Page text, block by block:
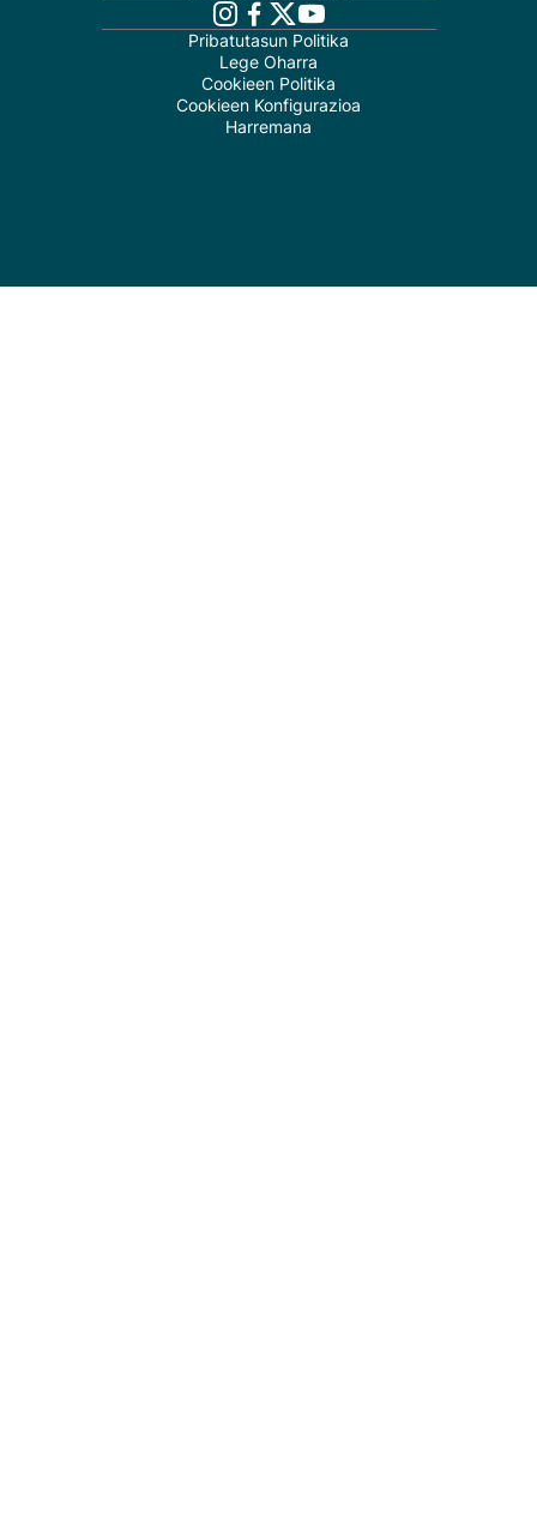
Pribatutasun Politika
Lege Oharra
Cookieen Politika
Cookieen Konfigurazioa
Harremana